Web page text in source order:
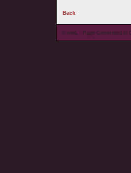
Back
© wieL - Page Generated in